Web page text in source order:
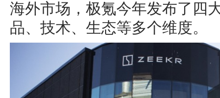
海外市场，极氪今年发布了四
品、技术、生态等多个维度。